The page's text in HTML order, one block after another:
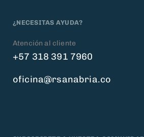
¿NECESITAS AYUDA?
Atención al cliente
+57 318 391 7960
oficina@rsanabria.co